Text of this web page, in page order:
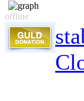
offline